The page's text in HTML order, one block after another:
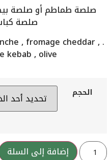
صلصة طماطم أو صلصة
صلصة
, fromage cheddar ,
kebab , olive
الحجم
إضافة إلى السلة